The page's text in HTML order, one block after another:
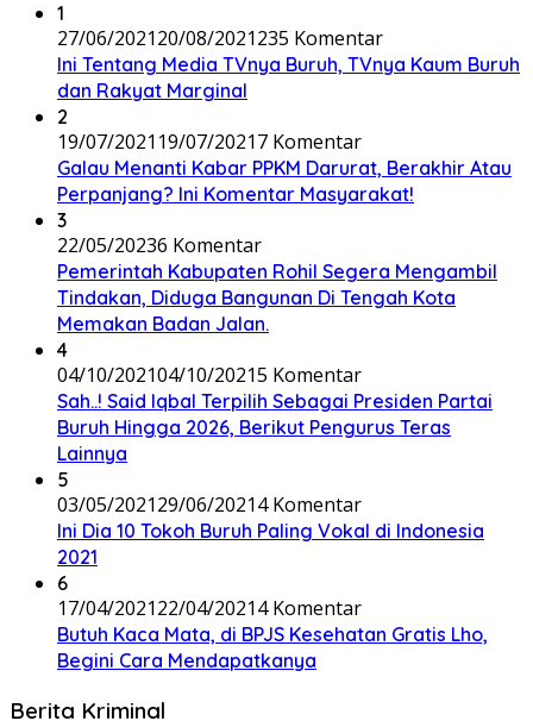
1
27/06/202120/08/2021235 Komentar
Ini Tentang Media TVnya Buruh, TVnya Kaum Buruh
dan Rakyat Marginal
2
19/07/2021 19/07/20217 Komentar
Galau Menanti Kabar PPKM Darurat, Berakhir Atau
Perpanjang? Ini Komentar Masyarakat!
3
22/05/20236 Komentar
Pemerintah Kabupaten Rohil Segera Mengambil
Tindakan, Diduga Bangunan Di Tengah Kota
Memakan Badan Jalan.
4
04/10/202104/10/20215 Komentar
Sah..! Said Iqbal Terpilih Sebagai Presiden Partai
Buruh Hingga 2026, Berikut Pengurus Teras
Lainnya
5
03/05/202129/06/20214 Komentar
Ini Dia 10 Tokoh Buruh Paling Vokal di Indonesia
2021
6
17/04/202122/04/20214 Komentar
Butuh Kaca Mata, di BPJS Kesehatan Gratis Lho,
Begini Cara Mendapatkanya
Berita Kriminal